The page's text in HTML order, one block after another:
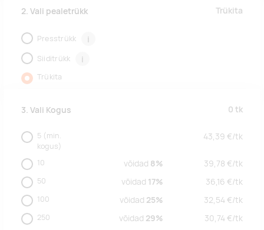
2. Vali pealetrükk Trükita
Presstrükk i
Siiditrükk i
Trükita
3. Vali Kogus 0 tk
5 (min.
kogus)
43,39 €/tk
10 võidad 8% 39,78 €/tk
50 võidad 17% 36,16 €/tk
100 võidad 25% 32,54 €/tk
250 võidad 29% 30,74 €/tk